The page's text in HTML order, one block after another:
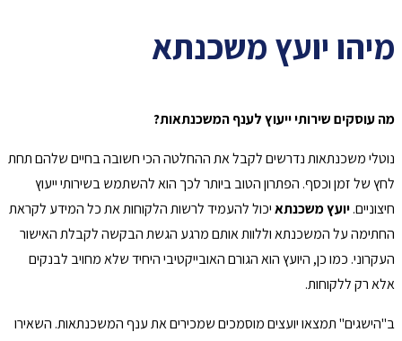
מיהו יועץ משכנתא
מה עוסקים שירותי ייעוץ לענף המשכנתאות?
נוטלי משכנתאות נדרשים לקבל את ההחלטה הכי חשובה בחיים שלהם תחת
לחץ של זמן וכסף. הפתרון הטוב ביותר לכך הוא להשתמש בשירותי ייעוץ
חיצוניים.יועץ משכנתאיכול להעמיד לרשות הלקוחות את כל המידע לקראת
החתימה על המשכנתא וללוות אותם מרגע הגשת הבקשה לקבלת האישור
העקרוני. כמו כן, היועץ הוא הגורם האובייקטיבי היחיד שלא מחויב לבנקים
אלא רק ללקוחות.
ב"הישגים" תמצאו יועצים מוסמכים שמכירים את ענף המשכנתאות. השאירו